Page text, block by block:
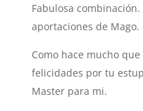
Fabulosa
aportaciones de Mago.
Como hace mucho
felicidades por tu
Master para mi.